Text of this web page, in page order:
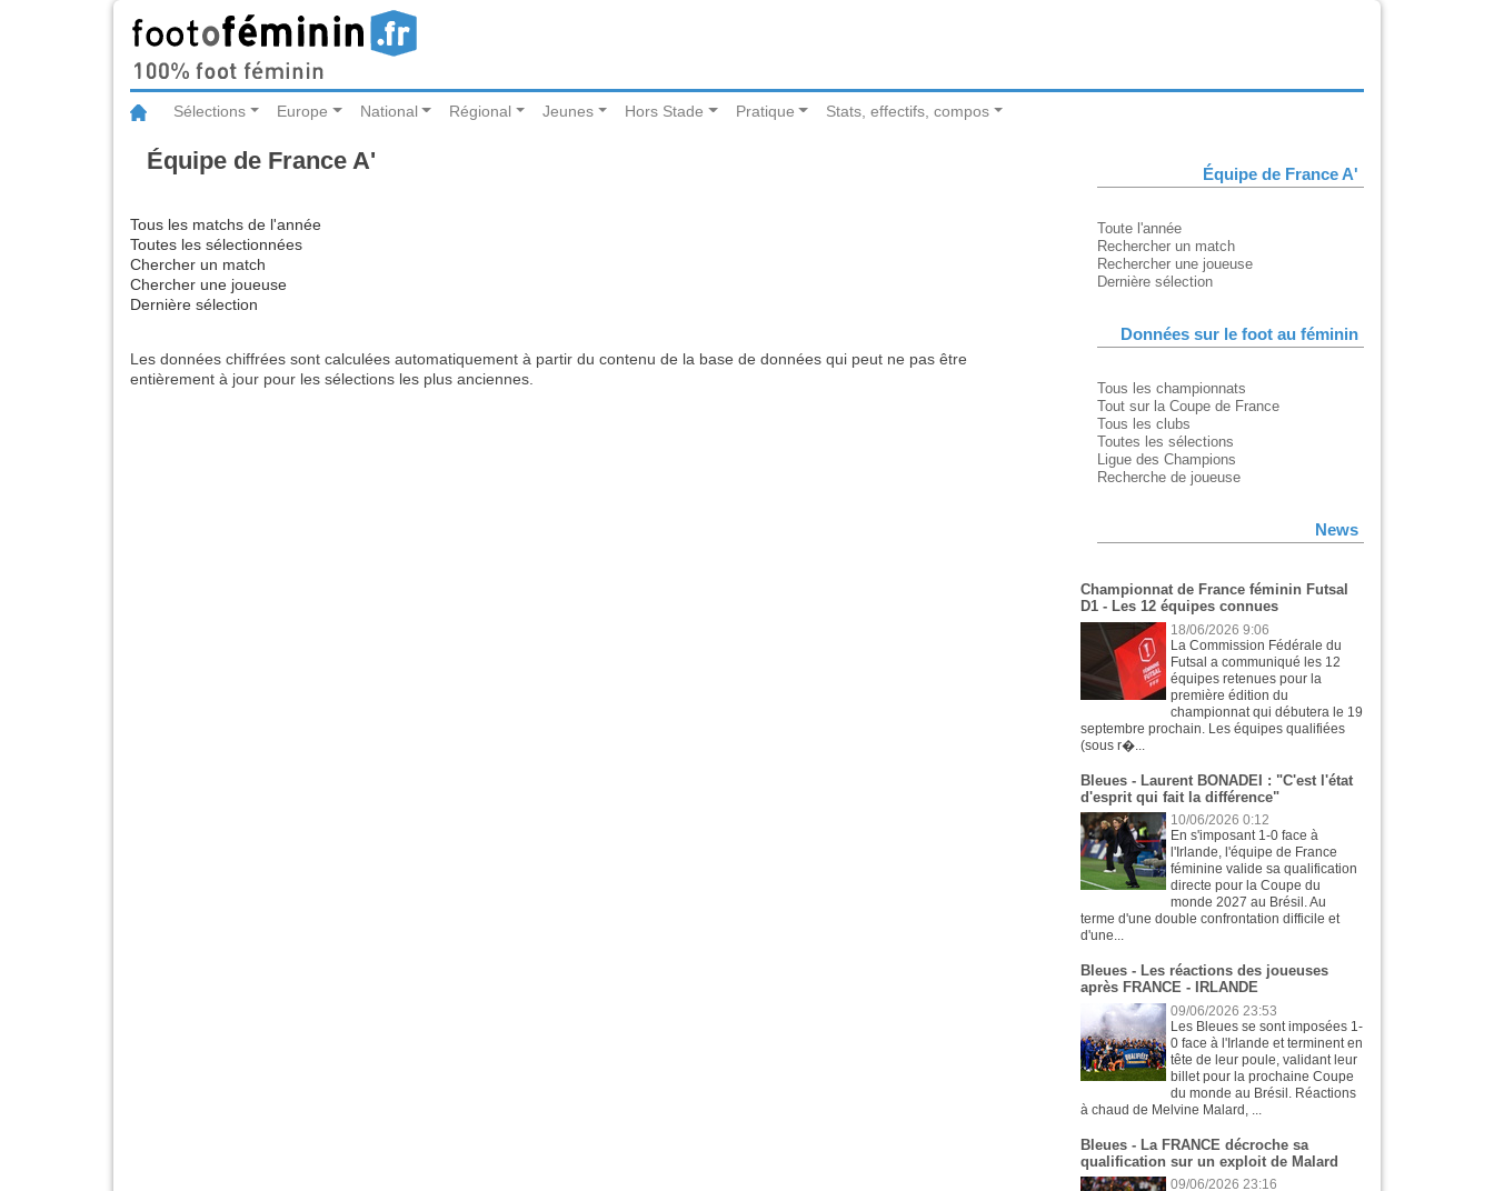
Sélections Europe National Régional Jeunes Hors Stade Pratique Stats, effectifs, compos
Équipe de France A'
Tous les matchs de l'année
Toutes les sélectionnées
Chercher un match
Chercher une joueuse
Dernière sélection
Les données chiffrées sont calculées automatiquement à partir du contenu de la base de données qui peut ne pas être
entièrement à jour pour les sélections les plus anciennes.
Équipe de France A'
Toute l'année
Rechercher un match
Rechercher une joueuse
Dernière sélection
Données sur le foot au féminin
Tous les championnats
Tout sur la Coupe de France
Tous les clubs
Toutes les sélections
Ligue des Champions
Recherche de joueuse
News
Championnat de France féminin Futsal
D1 - Les 12 équipes connues
18/06/2026 9:06
La Commission Fédérale du
Futsal a communiqué les 12
équipes retenues pour la
première édition du
championnat qui débutera le 19
septembre prochain. Les équipes qualifiées
(sous r�...
Bleues - Laurent BONADEI : "C'est l'état
d'esprit qui fait la différence"
10/06/2026 0:12
En s'imposant 1-0 face à
l'Irlande, l'équipe de France
féminine valide sa qualification
directe pour la Coupe du
monde 2027 au Brésil. Au
terme d'une double confrontation difficile et
d'une...
Bleues - Les réactions des joueuses
après FRANCE - IRLANDE
09/06/2026 23:53
Les Bleues se sont imposées 1-
0 face à l'Irlande et terminent en
tête de leur poule, validant leur
billet pour la prochaine Coupe
du monde au Brésil. Réactions
à chaud de Melvine Malard, ...
Bleues - La FRANCE décroche sa
qualification sur un exploit de Malard
09/06/2026 23:16